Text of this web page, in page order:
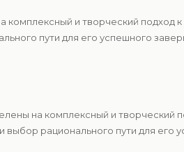
и творческий
пути для его успешного
на комплексный и
рационального пути для его